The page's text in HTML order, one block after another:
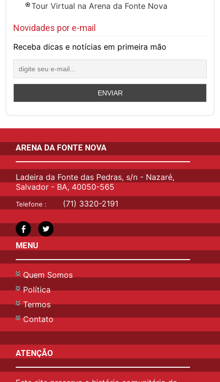
Tour Virtual na Arena da Fonte Nova
Novidades por e-mail
Receba dicas e notícias em primeira mão
ARENA DA FONTE NOVA
Ladeira da Fonte das Pedras, s/n - Nazaré,
Salvador - BA, 40050-565
Telefone : (71) 3320-2191
MENU
Quem Somos
Política
Termos
Contato
ATENÇÃO